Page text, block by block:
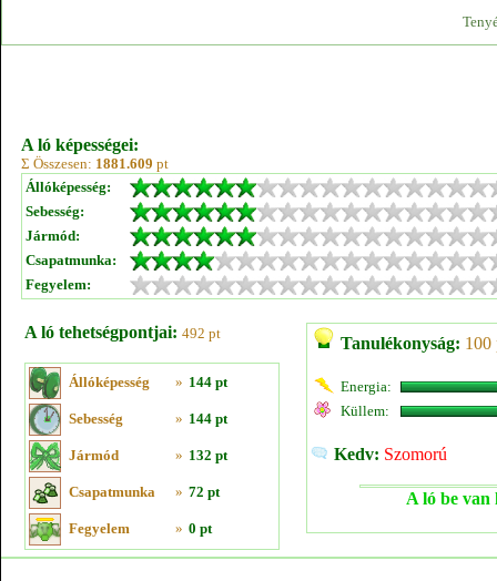
A ló képességei:
Σ Összesen: 1881.609 pt
Állóképesség:
Sebesség:
Jármód:
Csapatmunka:
Fegyelem:
A ló tehetségpontjai: 492 pt
Állóképesség » 144 pt
Sebesség » 144 pt
Jármód » 132 pt
Csapatmunka » 72 pt
Fegyelem » 0 pt
Tanulékonyság: 100
Energia:
Küllem:
Kedv: Szomorú
A ló be van